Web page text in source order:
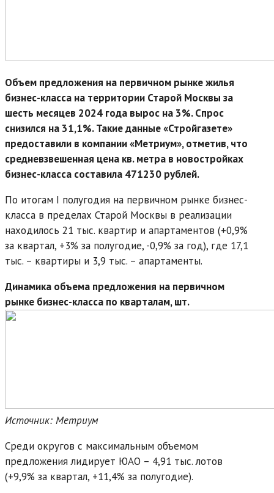
Объем предложения на первичном рынке жилья
бизнес-класса на территории Старой Москвы за
шесть месяцев 2024 года вырос на 3%. Спрос
снизился на 31,1%. Такие данные «Стройгазете»
предоставили в компании «Метриум», отметив, что
средневзвешенная цена кв. метра в новостройках
бизнес-класса составила 471230 рублей.
По итогам I полугодия на первичном рынке бизнес-
класса в пределах Старой Москвы в реализации
находилось 21 тыс. квартир и апартаментов (+0,9%
за квартал, +3% за полугодие, -0,9% за год), где 17,1
тыс. – квартиры и 3,9 тыс. – апартаменты.
Динамика объема предложения на первичном
рынке бизнес-класса по кварталам, шт.
Источник: Метриум
Среди округов с максимальным объемом
предложения лидирует ЮАО – 4,91 тыс. лотов
(+9,9% за квартал, +11,4% за полугодие).